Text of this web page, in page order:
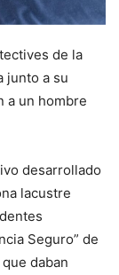
de la
junto a su
a un hombre
desarrollado
lacustre
Seguro” de
daban